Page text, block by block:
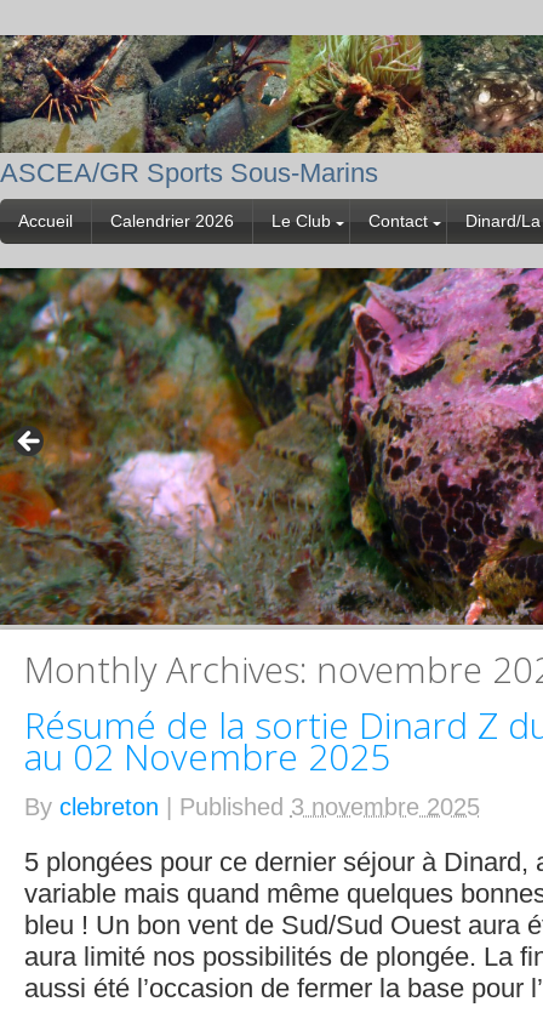
ASCEA/GR Sports Sous-Marins
Accueil Calendrier 2026 Le Club Contact Dinard/
Monthly Archives: novembre
Résumé de la sortie Dinard Z
au 02 Novembre 2025
By clebreton Published 3 novembre 2025
5 plongées pour ce dernier séjour à Dinard,
variable mais quand même quelques
bleu ! Un bon vent de Sud/Sud Ouest aura
aura limité nos possibilités de plongée. La
aussi été l’occasion de fermer la base pour